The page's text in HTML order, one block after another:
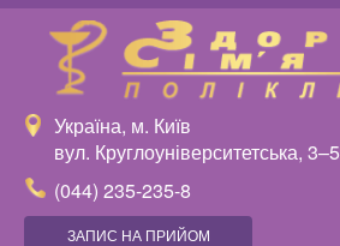
Україна, м. Київ
вул. Круглоуніверситетська, 3–5
(044) 235-235-8
ЗАПИС НА ПРИЙОМ